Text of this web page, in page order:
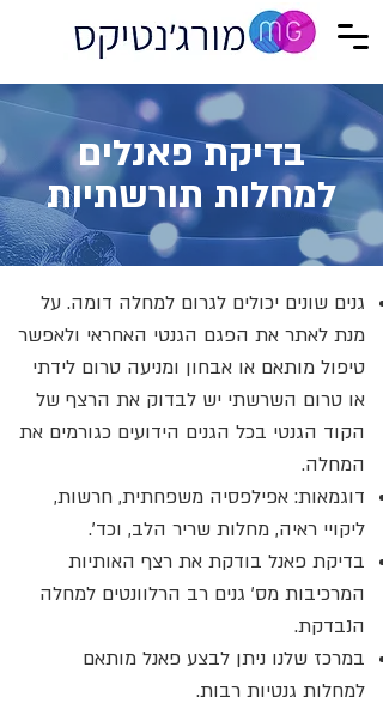
בדיקת פאנלים
למחלות תורשתיות
גנים שונים יכולים לגרום למחלה דומה. על
מנת לאתר את הפגם הגנטי האחראי ולאפשר
טיפול מותאם או אבחון ומניעה טרום לידתי
או טרום השרשתי יש לבדוק את הרצף של
הקוד הגנטי בכל הגנים הידועים כגורמים את
המחלה.
דוגמאות: אפילפסיה משפחתית, חרשות,
ליקויי ראיה, מחלות שריר הלב, וכד'.
בדיקת פאנל בודקת את רצף האותיות
המרכיבות מס' גנים רב הרלוונטים למחלה
הנבדקת.
במרכז שלנו ניתן לבצע פאנל מותאם
למחלות גנטיות רבות.